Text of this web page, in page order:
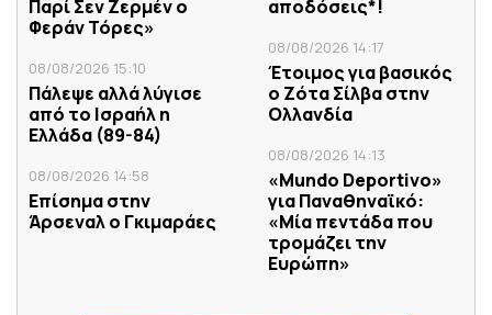
Παρί Σεν Ζερμέν ο
Φεράν Τόρες»
08/08/2026 15:10
Πάλεψε αλλά λύγισε
από το Ισραήλ η
Ελλάδα (89-84)
08/08/2026 14:58
Επίσημα στην
Άρσεναλ ο Γκιμαράες
αποδόσεις*!
08/08/2026 14:17
Έτοιμος για βασικός
ο Ζότα Σίλβα στην
Ολλανδία
08/08/2026 14:13
«Mundo Deportivo»
για Παναθηναϊκό:
«Μία πεντάδα που
τρομάζει την
Ευρώπη»